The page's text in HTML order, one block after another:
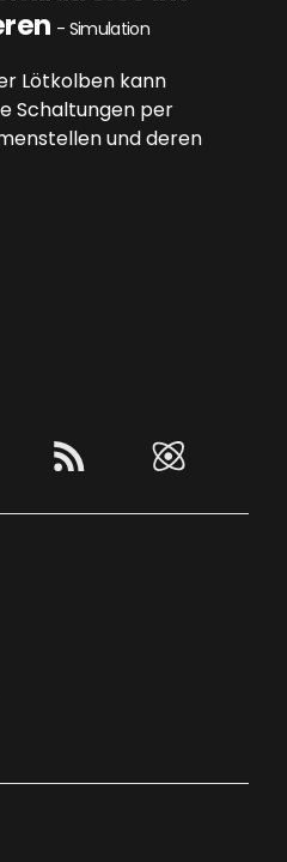
- Simulation
Lötkolben kann
Schaltungen per
und deren